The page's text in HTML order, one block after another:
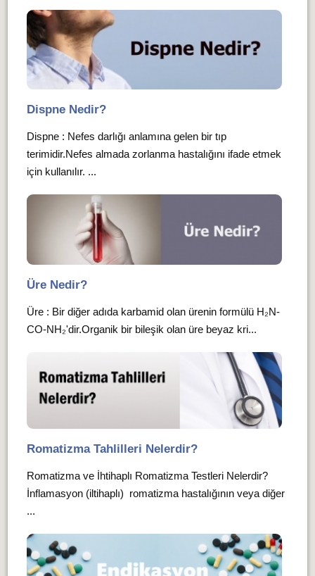
Dispne Nedir?
Dispne : Nefes darlığı anlamına gelen bir tıp
terimidir.Nefes almada zorlanma hastalığını ifade etmek
için kullanılır. ...
Üre Nedir?
Üre : Bir diğer adıda karbamid olan ürenin formülü H₂N-
CO-NH₂'dir.Organik bir bileşik olan üre beyaz kri...
Romatizma Tahlilleri Nelerdir?
Romatizma ve İhtihaplı Romatizma Testleri Nelerdir?
İnflamasyon (iltihaplı) romatizma hastalığının veya diğer
...